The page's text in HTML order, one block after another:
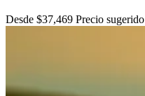
Desde $37,469 Precio sugerido